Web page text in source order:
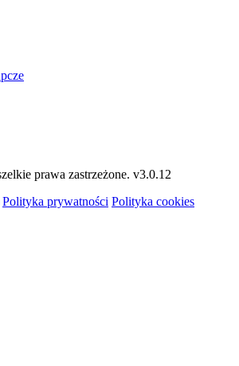
prawa zastrzeżone. v3.0.12
Polityka prywatności Polityka cookies